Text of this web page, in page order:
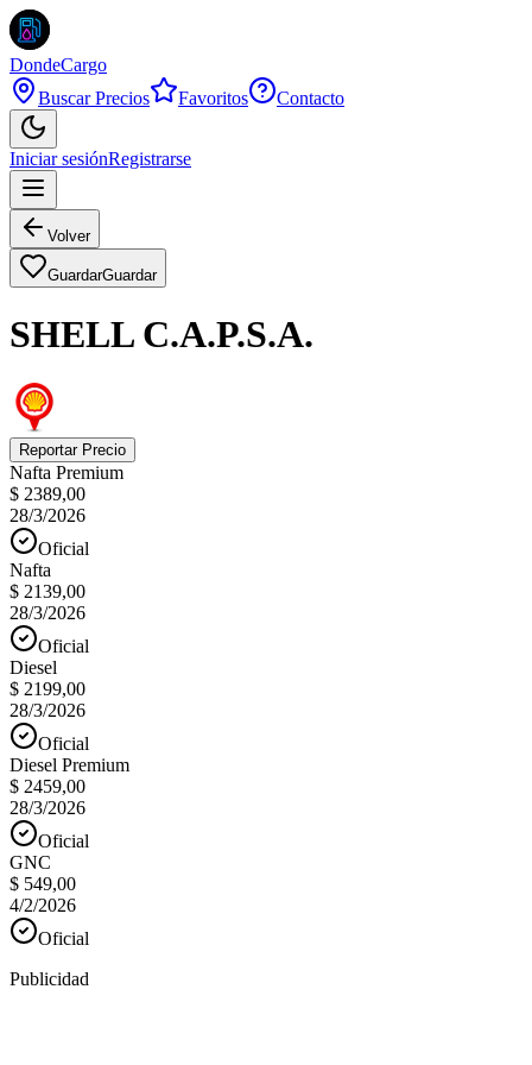
DondeCargo
Buscar Precios
Favoritos Contacto
Iniciar sesiónRegistrarse
Volver
GuardarGuardar
SHELL C.A.P.S.A.
Reportar Precio
Nafta Premium
$ 2389,00
28/3/2026
Oficial
Nafta
$ 2139,00
28/3/2026
Oficial
Diesel
$ 2199,00
28/3/2026
Oficial
Diesel Premium
$ 2459,00
28/3/2026
Oficial
GNC
$ 549,00
4/2/2026
Oficial
Publicidad